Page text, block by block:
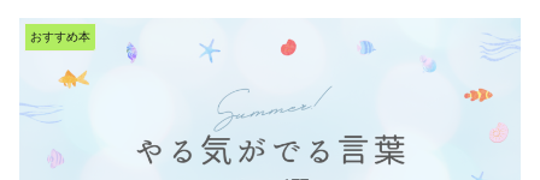
おすすめ本